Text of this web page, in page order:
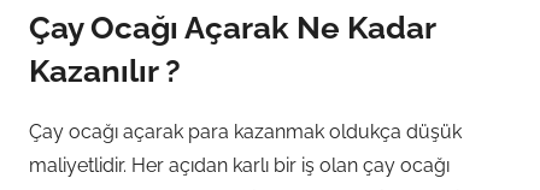
Çay Ocağı Açarak Ne Kadar
Kazanılır ?
Çay ocağı açarak para kazanmak oldukça düşük
maliyetlidir. Her açıdan karlı bir iş olan çay ocağı